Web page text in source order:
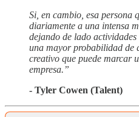
Si, en cambio, esa persona
diariamente a una intensa
dejando de lado
una mayor probabilidad de
creativo que puede marcar
empresa.”
- Tyler Cowen (Talent)